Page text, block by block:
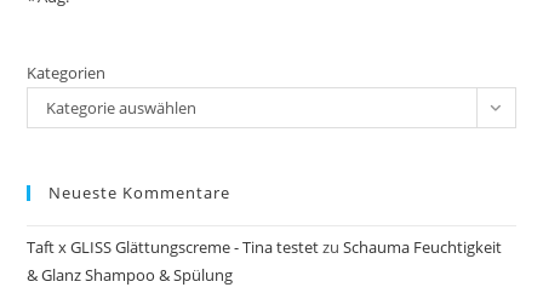
Kategorien
Kategorie auswählen
Neueste Kommentare
Taft x GLISS Glättungscreme - Tina testetzuSchauma Feuchtigkeit
& Glanz Shampoo & Spülung